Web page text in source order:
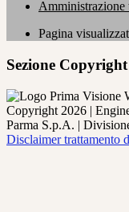
Amministrazione
Pagina
Sezione Copyright
Copyright 2026 |
Parma S.p.A. |
Disclaimer trattamento